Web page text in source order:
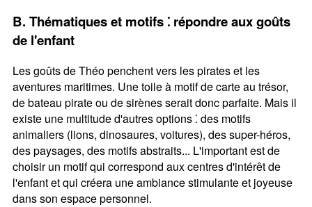
B. Thématiques et motifs ⁚ répondre aux goûts
de l'enfant
Les goûts de Théo penchent vers les pirates et les
aventures maritimes. Une toile à motif de carte au trésor,
de bateau pirate ou de sirènes serait donc parfaite. Mais il
existe une multitude d'autres options ⁚ des motifs
animaliers (lions, dinosaures, voitures), des super-héros,
des paysages, des motifs abstraits... L'important est de
choisir un motif qui correspond aux centres d'intérêt de
l'enfant et qui créera une ambiance stimulante et joyeuse
dans son espace personnel.